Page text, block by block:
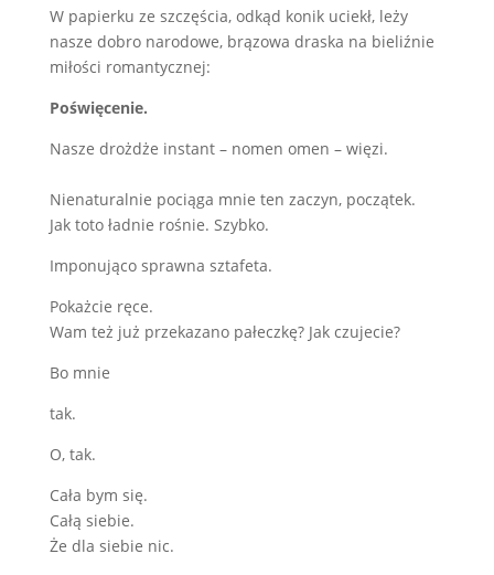
W papierku ze szczęścia, odkąd konik uciekł, leży
nasze dobro narodowe, brązowa draska na bieliźnie
miłości romantycznej:
Poświęcenie.
Nasze drożdże instant – nomen omen – więzi.
Nienaturalnie pociąga mnie ten zaczyn, początek.
Jak toto ładnie rośnie. Szybko.
Imponująco sprawna sztafeta.
Pokażcie ręce.
Wam też już przekazano pałeczkę? Jak czujecie?
Bo mnie
tak.
O, tak.
Cała bym się.
Całą siebie.
Że dla siebie nic.